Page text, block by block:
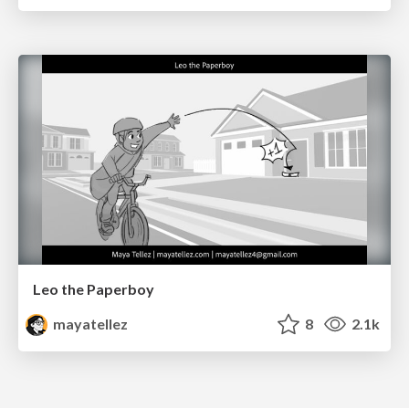
Leo the Paperboy
mayatellez
8 2.1k